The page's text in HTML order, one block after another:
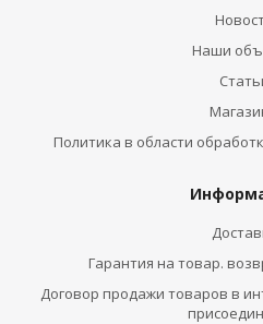
Наши
Политика в области
Гарантия на товар.
Договор продажи товаров в